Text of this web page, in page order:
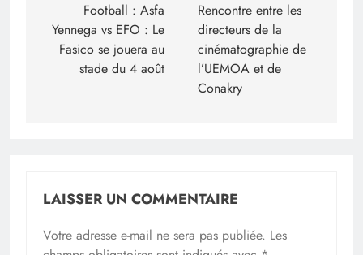
l’article
Football : Asfa
Yennega vs EFO : Le
Fasico se jouera au
stade du 4 août
Rencontre entre les
directeurs de la
cinématographie de
l’UEMOA et de
Conakry
LAISSER UN COMMENTAIRE
Votre adresse e-mail ne sera pas publiée. Les